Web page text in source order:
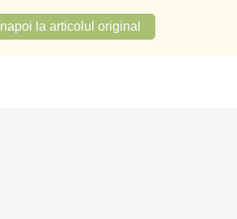
Înapoi la articolul original